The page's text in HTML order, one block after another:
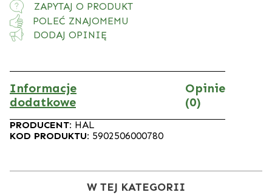
ZAPYTAJ O PRODUKT
POLEĆ ZNAJOMEMU
DODAJ OPINIĘ
Informacje
dodatkowe
Opinie
(0)
PRODUCENT: HAL
KOD PRODUKTU: 5902506000780
W TEJ KATEGORII